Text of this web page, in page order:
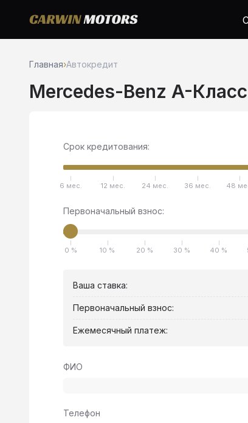
Главная›Автокредит
Mercedes-Benz A-
Срок кредитования:
6 мес. 12 мес. 24 мес. 36 мес. 48
Первоначальный взнос:
0 % 10 % 20 % 30 % 40 %
Ваша ставка:
Первоначальный взнос:
Ежемесячный платеж:
ФИО
Телефон